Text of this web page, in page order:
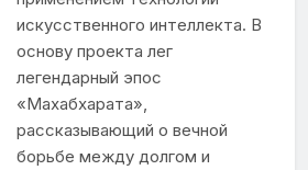
искусственного интеллекта. В
основу проекта лег
легендарный эпос
«Махабхарата»,
рассказывающий о вечной
борьбе между долгом и